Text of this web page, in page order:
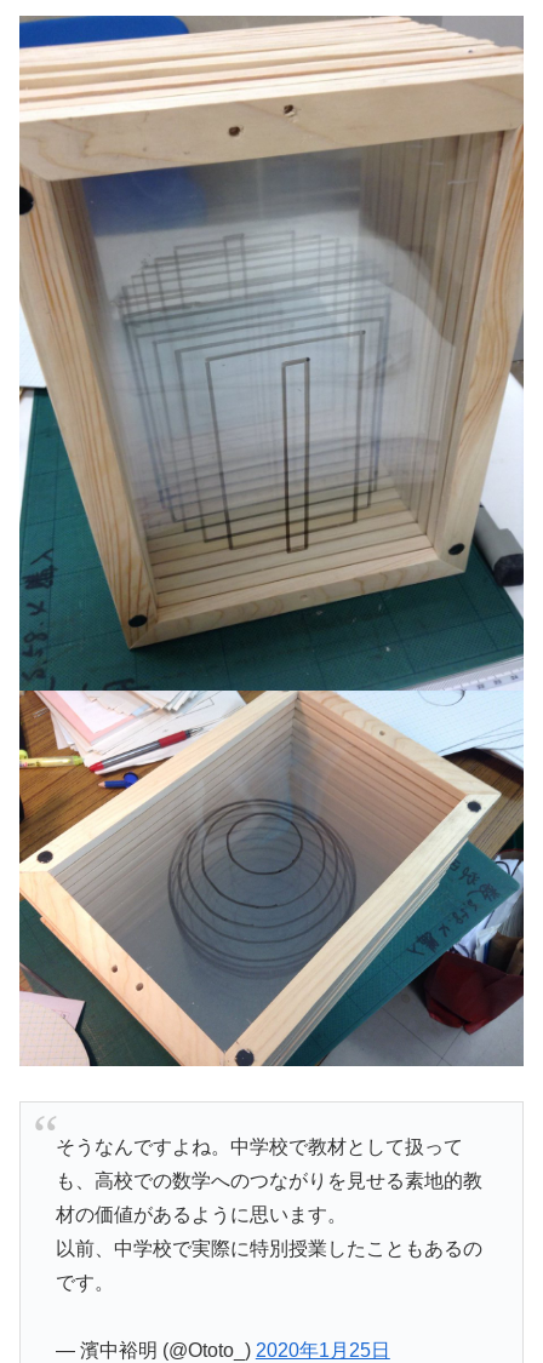
そうなんですよね。中学校で教材として扱って
も、高校での数学へのつながりを見せる素地的教
材の価値があるように思います。
以前、中学校で実際に特別授業したこともあるの
です。
— 濱中裕明 (@Ototo_) 2020年1月25日